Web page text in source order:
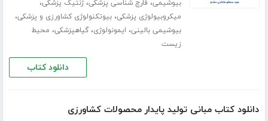
بیوشیمی، قارچ شناسی پزشکی،ژنتیک پزشکی،
میکروبیولوژی پزشکی،بیوتکنولوژی کشاورزی و پزشکی،
بیوشیمی بالینی، ایمونولوژی،گیاھپزشکی، محیط
زیست
دانلود کتاب
دانلود کتاب مبانی تولید پایدار محصولات کشاورزی